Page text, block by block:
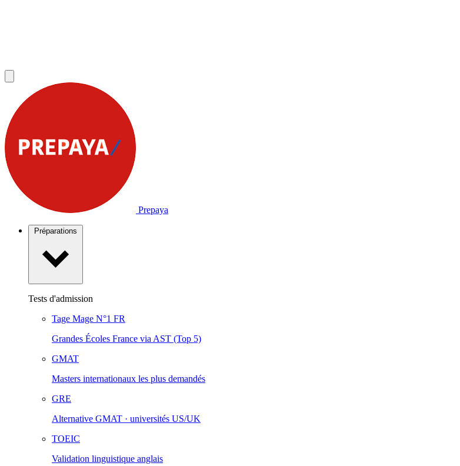
Prepaya
Tests d'admission
Tage Mage N°1 FR
Grandes Écoles France via AST (Top 5)
GMAT
Masters internationaux les plus demandés
GRE
Alternative GMAT · universités US/UK
TOEIC
Validation linguistique anglais